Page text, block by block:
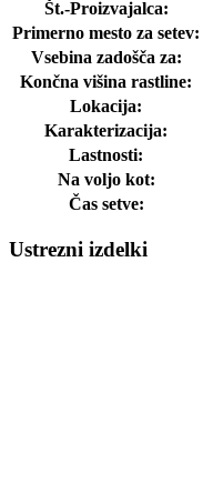
Št.-Proizvajalca:
Primerno mesto za setev:
Vsebina zadošča za:
Končna višina rastline:
Lokacija:
Karakterizacija:
Lastnosti:
Na voljo kot:
Čas setve:
Ustrezni izdelki